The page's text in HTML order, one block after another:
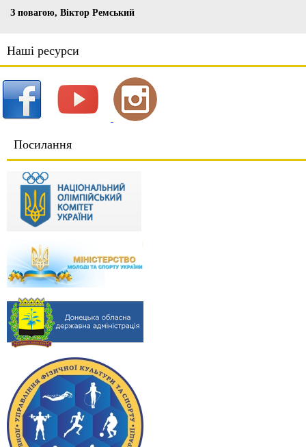
З повагою, Віктор Ремський
Наші ресурси
Посилання